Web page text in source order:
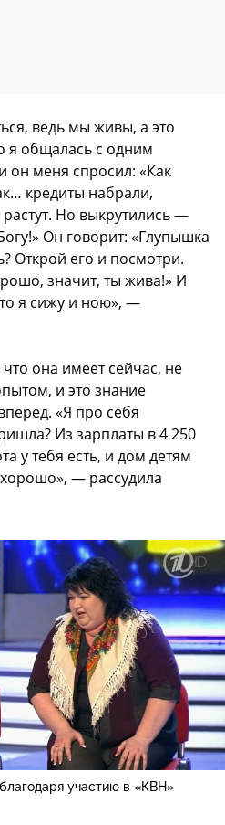
ведь мы живы, а это
я общалась с одним
он меня спросил: «Как
кредиты набрали,
Но выкрутились —
Он говорит: «Глупышка
Открой его и посмотри.
значит, ты жива!» И
я сижу и ною», —
она имеет сейчас, не
и это знание
«Я про себя
Из зарплаты в 4 250
у тебя есть, и дом детям
— рассудила
участию в «КВН»